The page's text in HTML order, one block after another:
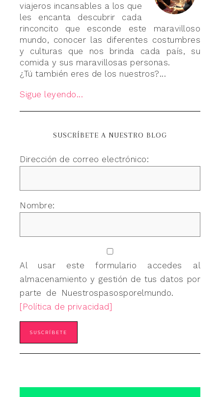
viajeros incansables a los que
les encanta descubrir cada
rinconcito que esconde este maravilloso
mundo, conocer las diferentes costumbres
y culturas que nos brinda cada país, su
comida y sus maravillosas personas.
¿Tú también eres de los nuestros?...
Sigue leyendo...
SUSCRÍBETE A NUESTRO BLOG
Dirección de correo electrónico:
Nombre:
Al usar este formulario accedes al
almacenamiento y gestión de tus datos por
parte de Nuestrospasosporelmundo.
[Política de privacidad]